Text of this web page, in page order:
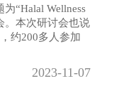
“Halal Wellness
。本次研讨会也说
约200多人参加
2023-11-07